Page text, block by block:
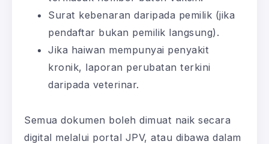
Surat kebenaran daripada pemilik (jika
pendaftar bukan pemilik langsung).
Jika haiwan mempunyai penyakit
kronik, laporan perubatan terkini
daripada veterinar.
Semua dokumen boleh dimuat naik secara
digital melalui portal JPV, atau dibawa dalam